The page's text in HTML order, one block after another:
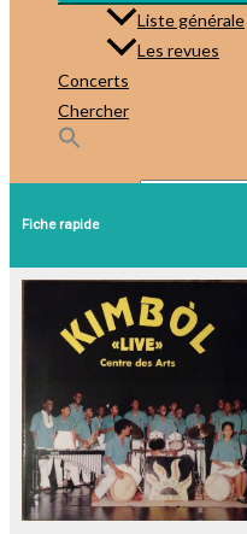
Liste générale
Les revues
Concerts
Chercher
Fiche rapide